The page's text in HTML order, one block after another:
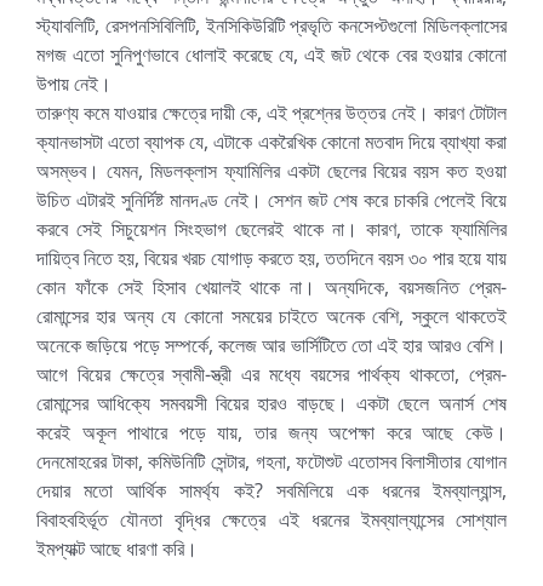
স্ট্যাবলিটি, রেসপনসিবিলিটি, ইনসিকিউরিটি প্রভৃতি কনসেপ্টগুলো মিডিলক্লাসের
মগজ এতো সুনিপুণভাবে ধোলাই করেছে যে, এই জট থেকে বের হওয়ার কোনো
উপায় নেই।
তারুণ্য কমে যাওয়ার ক্ষেত্রে দায়ী কে, এই প্রশ্নের উত্তর নেই। কারণ টোটাল
ক্যানভাসটা এতো ব্যাপক যে, এটাকে একরৈখিক কোনো মতবাদ দিয়ে ব্যাখ্যা করা
অসম্ভব। যেমন, মিডলক্লাস ফ্যামিলির একটা ছেলের বিয়ের বয়স কত হওয়া
উচিত এটারই সুনির্দিষ্ট মানদণ্ড নেই। সেশন জট শেষ করে চাকরি পেলেই বিয়ে
করবে সেই সিচুয়েশন সিংহভাগ ছেলেরই থাকে না। কারণ, তাকে ফ্যামিলির
দায়িত্ব নিতে হয়, বিয়ের খরচ যোগাড় করতে হয়, ততদিনে বয়স ৩০ পার হয়ে যায়
কোন ফাঁকে সেই হিসাব খেয়ালই থাকে না। অন্যদিকে, বয়সজনিত প্রেম-
রোমান্সের হার অন্য যে কোনো সময়ের চাইতে অনেক বেশি, স্কুলে থাকতেই
অনেকে জড়িয়ে পড়ে সম্পর্কে, কলেজ আর ভার্সিটিতে তো এই হার আরও বেশি।
আগে বিয়ের ক্ষেত্রে স্বামী-স্ত্রী এর মধ্যে বয়সের পার্থক্য থাকতো, প্রেম-
রোমান্সের আধিক্যে সমবয়সী বিয়ের হারও বাড়ছে। একটা ছেলে অনার্স শেষ
করেই অকূল পাথারে পড়ে যায়, তার জন্য অপেক্ষা করে আছে কেউ।
দেনমোহরের টাকা, কমিউনিটি সেন্টার, গহনা, ফটোশুট এতোসব বিলাসীতার যোগান
দেয়ার মতো আর্থিক সামর্থ্য কই? সবমিলিয়ে এক ধরনের ইমব্যাল্যান্স,
বিবাহবহির্ভূত যৌনতা বৃদ্ধির ক্ষেত্রে এই ধরনের ইমব্যাল্যান্সের সোশ্যাল
ইমপ্যাক্ট আছে ধারণা করি।